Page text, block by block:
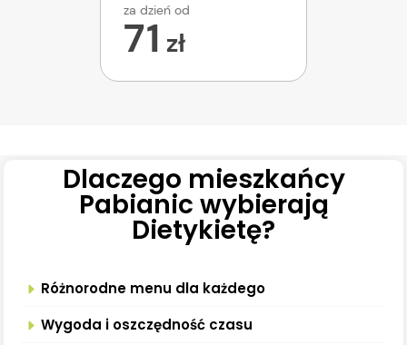
za dzień od
71 zł
Dlaczego mieszkańcy
Pabianic wybierają
Dietykietę?
Różnorodne menu dla każdego
Wygoda i oszczędność czasu